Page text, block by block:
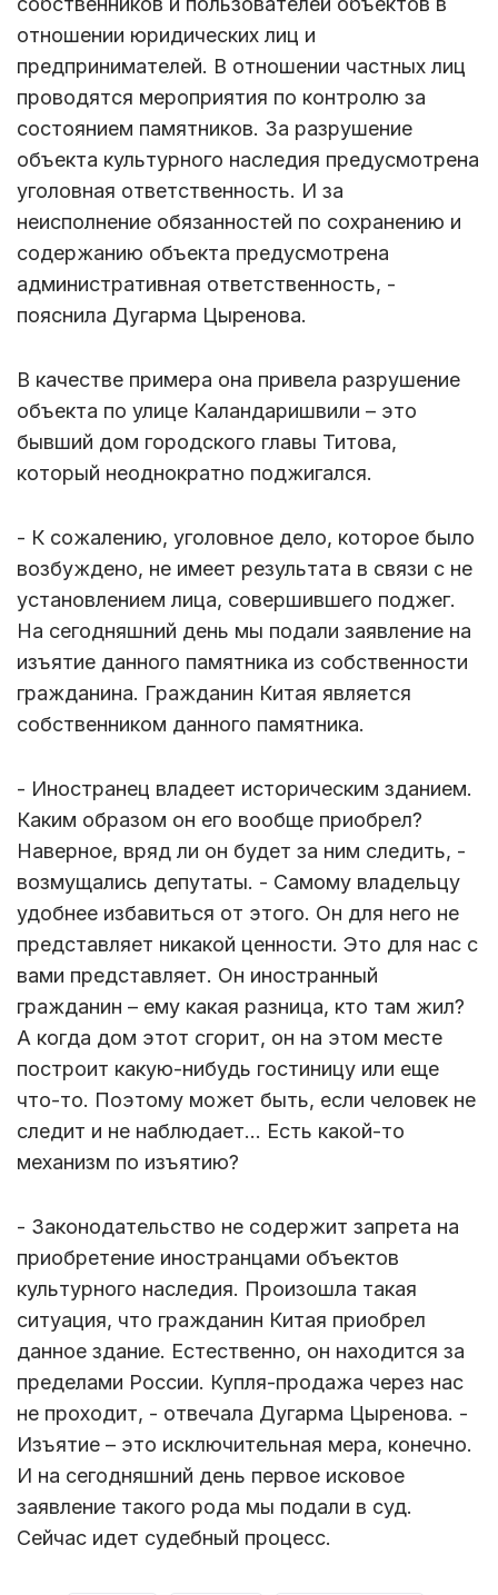
отношении юридических лиц и
предпринимателей. В отношении частных лиц
проводятся мероприятия по контролю за
состоянием памятников. За разрушение
объекта культурного наследия предусмотрена
уголовная ответственность. И за
неисполнение обязанностей по сохранению и
содержанию объекта предусмотрена
административная ответственность, -
пояснила Дугарма Цыренова.
В качестве примера она привела разрушение
объекта по улице Каландаришвили – это
бывший дом городского главы Титова,
который неоднократно поджигался.
- К сожалению, уголовное дело, которое было
возбуждено, не имеет результата в связи с не
установлением лица, совершившего поджег.
На сегодняшний день мы подали заявление на
изъятие данного памятника из собственности
гражданина. Гражданин Китая является
собственником данного памятника.
- Иностранец владеет историческим зданием.
Каким образом он его вообще приобрел?
Наверное, вряд ли он будет за ним следить, -
возмущались депутаты. - Самому владельцу
удобнее избавиться от этого. Он для него не
представляет никакой ценности. Это для нас с
вами представляет. Он иностранный
гражданин – ему какая разница, кто там жил?
А когда дом этот сгорит, он на этом месте
построит какую-нибудь гостиницу или еще
что-то. Поэтому может быть, если человек не
следит и не наблюдает… Есть какой-то
механизм по изъятию?
- Законодательство не содержит запрета на
приобретение иностранцами объектов
культурного наследия. Произошла такая
ситуация, что гражданин Китая приобрел
данное здание. Естественно, он находится за
пределами России. Купля-продажа через нас
не проходит, - отвечала Дугарма Цыренова. -
Изъятие – это исключительная мера, конечно.
И на сегодняшний день первое исковое
заявление такого рода мы подали в суд.
Сейчас идет судебный процесс.